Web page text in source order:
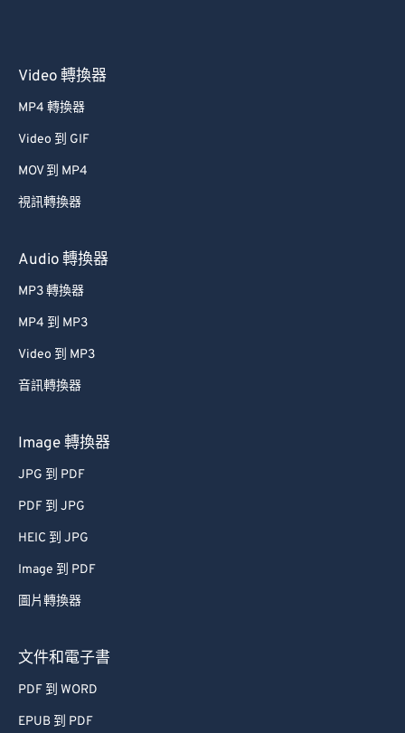
Video 轉換器
MP4 轉換器
Video 到 GIF
MOV 到 MP4
視訊轉換器
Audio 轉換器
MP3 轉換器
MP4 到 MP3
Video 到 MP3
音訊轉換器
Image 轉換器
JPG 到 PDF
PDF 到 JPG
HEIC 到 JPG
Image 到 PDF
圖片轉換器
文件和電子書
PDF 到 WORD
EPUB 到 PDF